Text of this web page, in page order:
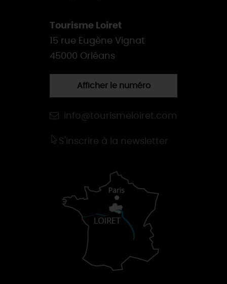
Tourisme Loiret
15 rue Eugène Vignat
45000 Orléans
Afficher le numéro
info@tourismeloiret.com
S'inscrire à la newsletter